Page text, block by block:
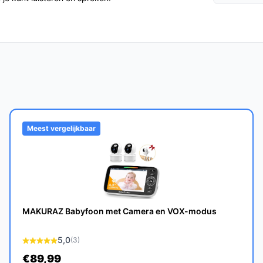
multi-camera systemen en
en benodigde functies.
met schermgrootte die je prettig vindt: dit
exacte schermgrootte staat in de
van de camera en bereik in jouw
van nachtvisie, geluids- en
set geeft deze functies aan.
Meest vergelijkbaar
MAKURAZ Babyfoon met Camera en VOX-modus
5,0(3)
€89,99